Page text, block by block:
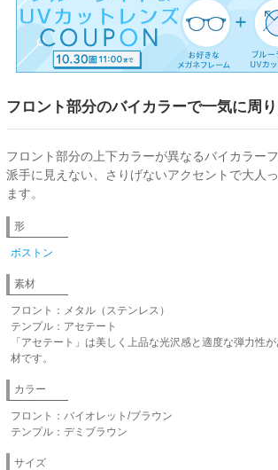
フロント部分のバイカラーで一気に周
フロント部分の上下カラーが異なるバイカラーフ
派手に見えない、さりげないアクセントで大人
ます。
形
ボストン
素材
フロント：メタル（ステンレス）
テンプル：アセテート
「アセテート」は美しく上品な光沢感と適度な弾力性
材です。
カラー
フロント：バイオレット/ブラウン
テンプル：デミブラウン
サイズ